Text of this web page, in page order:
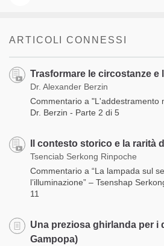
ARTICOLI CONNESSI
Trasformare le circostanze e
Dr. Alexander Berzin
Commentario a "L'addestramento
Dr. Berzin - Parte 2 di 5
Il contesto storico e la rarità
Tsenciab Serkong Rinpoche
Commentario a “La lampada sul
l’illuminazione” – Tsenshap
11
Una preziosa ghirlanda per i
Gampopa)